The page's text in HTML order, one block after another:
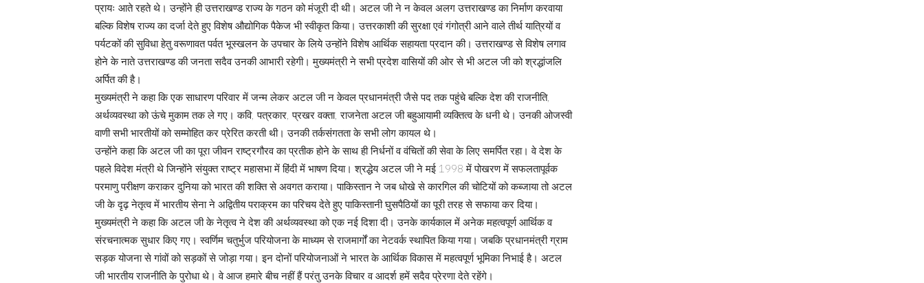
प्रायः आते रहते थे। उन्होंने ही उत्तराखण्ड राज्य के गठन को मंजूरी दी थी। अटल जी ने न केवल अलग उत्तराखण्ड का निर्माण करवाया
बल्कि विशेष राज्य का दर्जा देते हुए विशेष औद्योगिक पैकेज भी स्वीकृत किया। उत्तरकाशी की सुरक्षा एवं गंगोत्री आने वाले तीर्थ यात्रियों व
पर्यटकों की सुविधा हेतु वरूणावत पर्वत भूस्खलन के उपचार के लिये उन्होंने विशेष आर्थिक सहायता प्रदान की। उत्तराखण्ड से विशेष लगाव
होने के नाते उत्तराखण्ड की जनता सदैव उनकी आभारी रहेगी। मुख्यमंत्री ने सभी प्रदेश वासियों की ओर से भी अटल जी को श्रद्धांजलि
अर्पित की है।
मुख्यमंत्री ने कहा कि एक साधारण परिवार में जन्म लेकर अटल जी न केवल प्रधानमंत्री जैसे पद तक पहुंचे बल्कि देश की राजनीति,
अर्थव्यवस्था को ऊंचे मुकाम तक ले गए। कवि, पत्रकार, प्रखर वक्ता, राजनेता अटल जी बहुआयामी व्यक्तित्व के धनी थे। उनकी ओजस्वी
वाणी सभी भारतीयों को सम्मोहित कर प्रेरित करती थी। उनकी तर्कसंगतता के सभी लोग कायल थे।
उन्होंने कहा कि अटल जी का पूरा जीवन राष्ट्रगौरव का प्रतीक होने के साथ ही निर्धनों व वंचितों की सेवा के लिए समर्पित रहा। वे देश के
पहले विदेश मंत्री थे जिन्होंने संयुक्त राष्ट्र महासभा में हिंदी में भाषण दिया। श्रद्धेय अटल जी ने मई 1998 में पोखरण में सफलतापूर्वक
परमाणु परीक्षण कराकर दुनिया को भारत की शक्ति से अवगत कराया। पाकिस्तान ने जब धोखे से कारगिल की चोटियों को कब्जाया तो अटल
जी के दृढ़ नेतृत्व में भारतीय सेना ने अद्वितीय पराक्रम का परिचय देते हुए पाकिस्तानी घुसपैठियों का पूरी तरह से सफाया कर दिया।
मुख्यमंत्री ने कहा कि अटल जी के नेतृत्व ने देश की अर्थव्यवस्था को एक नई दिशा दी। उनके कार्यकाल में अनेक महत्वपूर्ण आर्थिक व
संरचनात्मक सुधार किए गए। स्वर्णिम चतुर्भुज परियोजना के माध्यम से राजमार्गों का नेटवर्क स्थापित किया गया। जबकि प्रधानमंत्री ग्राम
सड़क योजना से गांवों को सड़कों से जोड़ा गया। इन दोनों परियोजनाओं ने भारत के आर्थिक विकास में महत्वपूर्ण भूमिका निभाई है। अटल
जी भारतीय राजनीति के पुरोधा थे। वे आज हमारे बीच नहीं हैं परंतु उनके विचार व आदर्श हमें सदैव प्रेरणा देते रहेंगे।